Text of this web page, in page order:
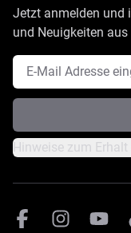
Jetzt anmelden und
und Neuigkeiten
E-Mail Adresse
Hinweise zum
FacebookInstagram